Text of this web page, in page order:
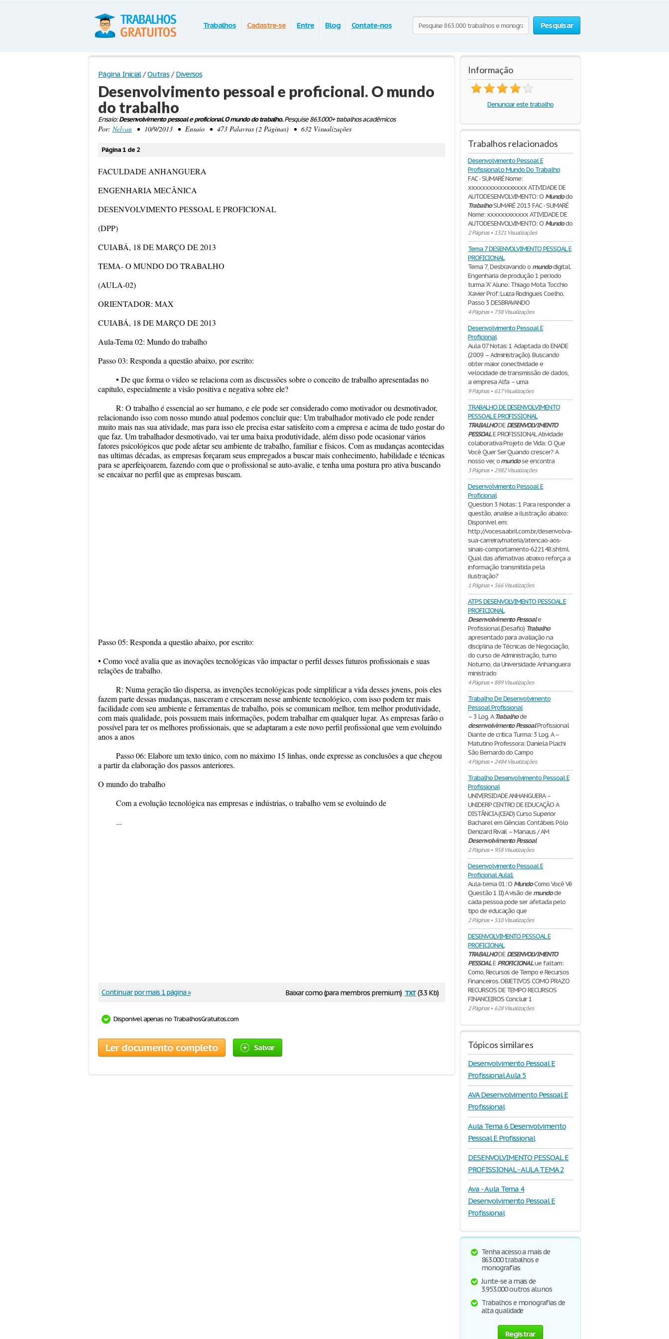
Pesquisar
Trabalhos Cadastre-se Entre Blog Contate-nos
Página Inicial / Outras / Diversos
Desenvolvimento pessoal e proficional. O mundo
do trabalho
Ensaio:Desenvolvimento pessoal e proficional. O mundo do trabalho.Pesquise 863.000+ trabalhos acadêmicos
Por: Nelvan • 10/9/2013 • Ensaio • 473 Palavras (2 Páginas) • 632 Visualizações
Página 1 de 2
FACULDADE ANHANGUERA
ENGENHARIA MECÂNICA
DESENVOLVIMENTO PESSOAL E PROFICIONAL
(DPP)
CUIABÁ, 18 DE MARÇO DE 2013
TEMA- O MUNDO DO TRABALHO
(AULA-02)
ORIENTADOR: MAX
CUIABÁ, 18 DE MARÇO DE 2013
Aula-Tema 02: Mundo do trabalho
Passo 03: Responda a questão abaixo, por escrito:
• De que forma o vídeo se relaciona com as discussões sobre o conceito de trabalho apresentadas no
capítulo, especialmente a visão positiva e negativa sobre ele?
R: O trabalho é essencial ao ser humano, e ele pode ser considerado como motivador ou desmotivador,
relacionando isso com nosso mundo atual podemos concluir que: Um trabalhador motivado ele pode render
muito mais nas sua atividade, mas para isso ele precisa estar satisfeito com a empresa e acima de tudo gostar do
que faz. Um trabalhador desmotivado, vai ter uma baixa produtividade, além disso pode ocasionar vários
fatores psicológicos que pode afetar seu ambiente de trabalho, familiar e físicos. Com as mudanças acontecidas
nas ultimas décadas, as empresas forçaram seus empregados a buscar mais conhecimento, habilidade e técnicas
para se aperfeiçoarem, fazendo com que o profissional se auto-avalie, e tenha uma postura pro ativa buscando
se encaixar no perfil que as empresas buscam.
Passo 05: Responda a questão abaixo, por escrito:
• Como você avalia que as inovações tecnológicas vão impactar o perfil desses futuros profissionais e suas
relações de trabalho.
R: Numa geração tão dispersa, as invenções tecnológicas pode simplificar a vida desses jovens, pois eles
fazem parte dessas mudanças, nasceram e cresceram nesse ambiente tecnológico, com isso podem ter mais
facilidade com seu ambiente e ferramentas de trabalho, pois se comunicam melhor, tem melhor produtividade,
com mais qualidade, pois possuem mais informações, podem trabalhar em qualquer lugar. As empresas farão o
possível para ter os melhores profissionais, que se adaptaram a este novo perfil profissional que vem evoluindo
anos a anos
Passo 06: Elabore um texto único, com no máximo 15 linhas, onde expresse as conclusões a que chegou
a partir da elaboração dos passos anteriores.
O mundo do trabalho
Com a evolução tecnológica nas empresas e indústrias, o trabalho vem se evoluindo de
...
Baixar como (para membros premium) txt(3.3 Kb)
Continuar por mais 1 página »
Disponível apenas no TrabalhosGratuitos.com
Ler documento completo Salvar
Informação
Denunciar este trabalho
Trabalhos relacionados
Desenvolvimento Pessoal E
Profissional:o Mundo Do Trabalho
FAC - SUMARÉ Nome:
xxxxxxxxxxxxxxxxx ATIVIDADE DE
AUTODESENVOLVIMENTO: O Mundodo
TrabalhoSUMARÉ 2013 FAC - SUMARÉ
Nome: xxxxxxxxxxxx ATIVIDADE DE
AUTODESENVOLVIMENTO: O Mundodo
2 Páginas• 1321 Visualizações
Tema 7 DESENVOLVIMENTO PESSOAL E
PROFICIONAL
Tema 7, Desbravando o mundodigital.
Engenharia de produção 1 período
turma “A” Aluno: Thiago Mota Tocchio
Xavier Prof: Luiza Rodrigues Coelho.
Passo 3 DESBRAVANDO
4 Páginas• 738 Visualizações
Desenvolvimento Pessoal E
Proficional
Aula 07 Notas: 1 Adaptada do ENADE
(2009 – Administração). Buscando
obter maior conectividade e
velocidade de transmissão de dados,
a empresa Alfa – uma
9 Páginas• 617 Visualizações
TRABALHO DE DESENVOLVIMENTO
PESSOAL E PROFISSIONAL
TRABALHODEDESENVOLVIMENTO
PESSOALE PROFISSIONAL Atividade
colaborativa Projeto de Vida: O Que
Você Quer Ser Quando crescer? A
nosso ver, omundose encontra
3 Páginas• 2982 Visualizações
Desenvolvimento Pessoal E
Proficional
Question 3 Notas: 1 Para responder a
questão, analise a ilustração abaixo:
Disponível em:
http://vocesa.abril.com.br/desenvolva-
sua-carreira/materia/atencao-aos-
sinais-comportamento-622148.shtml.
Qual das afirmativas abaixo reforça a
informação transmitida pela
ilustração?
1 Páginas• 566 Visualizações
ATPS DESENVOLVIMENTO PESSOAL E
PROFICIONAL
Desenvolvimento Pessoale
Profissional (Desafio) Trabalho
apresentado para avaliação na
disciplina de Técnicas de Negociação,
do curso de Administração, turno
Noturno, da Universidade Anhanguera
ministrado
4 Páginas• 889 Visualizações
Trabalho De Desenvolvimento
Pessoal Profissional
– 3 Log. ATrabalhode
desenvolvimento PessoalProfissional
Diante de crítica Turma: 3 Log. A –
Matutino Professora: Daniela Plachi
São Bernardo do Campo
4 Páginas• 2484 Visualizações
Trabalho Desenvolvimento Pessoal E
Profissional
UNIVERSIDADE ANHANGUERA –
UNIDERP CENTRO DE EDUCAÇÃO A
DISTÂNCIA (CEAD) Curso Superior
Bacharel em Ciências Contábeis Pólo
Denizard Rivail – Manaus / AM
Desenvolvimento Pessoal
2 Páginas• 958 Visualizações
Desenvolvimento Pessoal E
Proficional Aula1
Aula-tema 01: O MundoComo Você Vê
Questão 1 II) A visão de mundode
cada pessoa pode ser afetada pelo
tipo de educação que
2 Páginas• 510 Visualizações
DESENVOLVIMENTO PESSOAL E
PROFICIONAL
TRABALHODEDESENVOLVIMENTO
PESSOALEPROFICIONALue faltam:
Como, Recursos de Tempo e Recursos
Financeiros. OBJETIVOS COMO PRAZO
RECURSOS DE TEMPO RECURSOS
FINANCEIROS Concluir 1
2 Páginas• 628 Visualizações
Tópicos similares
Desenvolvimento Pessoal E
Profissional Aula 5
AVA Desenvolvimento Pessoal E
Profissional
Aula Tema 6 Desenvolvimento
Pessoal E Profissional
DESENVOLVIMENTO PESSOAL E
PROFISSIONAL - AULA TEMA 2
Ava - Aula Tema 4
Desenvolvimento Pessoal E
Profissional
Tenha acesso a mais de
863.000 trabalhos e
monografias
Junte-se a mais de
3.953.000 outros alunos
Trabalhos e monografias de
alta qualidade
Registrar